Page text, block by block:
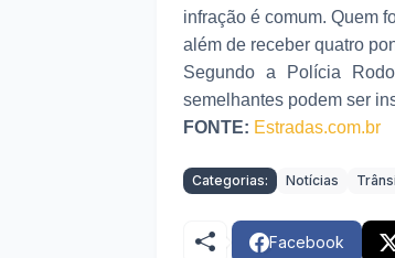
infração é comum. Quem
além de receber quatro
Segundo a Polícia
semelhantes podem ser
FONTE: Estradas.com.br
Categorias: Notícias
Facebook